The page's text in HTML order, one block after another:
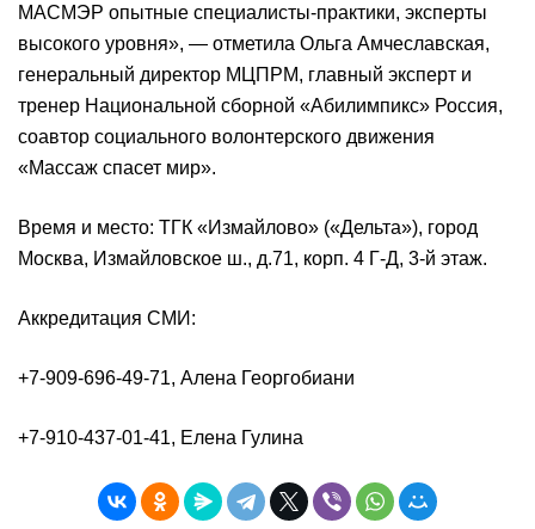
МАСМЭР опытные специалисты-практики, эксперты
высокого уровня», — отметила Ольга Амчеславская,
генеральный директор МЦПРМ, главный эксперт и
тренер Национальной сборной «Абилимпикс» Россия,
соавтор социального волонтерского движения
«Массаж спасет мир».
Время и место: ТГК «Измайлово» («Дельта»), город
Москва, Измайловское ш., д.71, корп. 4 Г-Д, 3-й этаж.
Аккредитация СМИ:
+7-909-696-49-71, Алена Георгобиани
+7-910-437-01-41, Елена Гулина